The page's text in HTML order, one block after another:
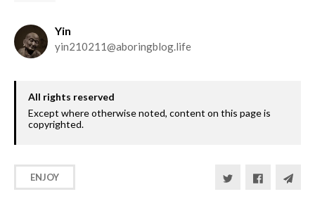
Yin
yin210211@aboringblog.life
All rights reserved
Except where otherwise noted, content on this page is
copyrighted.
ENJOY